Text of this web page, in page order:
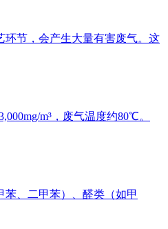
环节，会产生大量有害废气。这
m³，废气温度约80℃。
、二甲苯）、醛类（如甲